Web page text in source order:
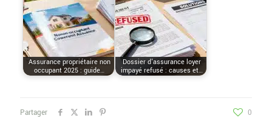
Assurance propriétaire non
occupant 2025 : guide…
Dossier d'assurance loyer
impayé refusé : causes et…
Partager 0